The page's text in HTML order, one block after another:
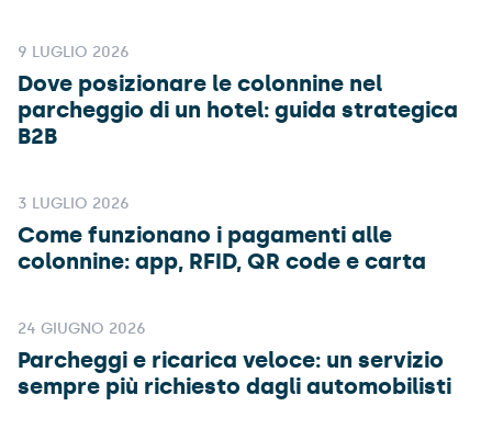
9 LUGLIO 2026
Dove posizionare le colonnine nel
parcheggio di un hotel: guida strategica
B2B
3 LUGLIO 2026
Come funzionano i pagamenti alle
colonnine: app, RFID, QR code e carta
24 GIUGNO 2026
Parcheggi e ricarica veloce: un servizio
sempre più richiesto dagli automobilisti